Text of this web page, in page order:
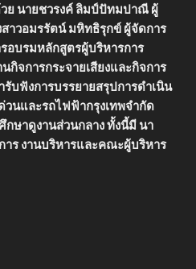
ย นายชวรงค์ ลิมป์ปัทมปาณี ผู้
าวอมรรัตน์ มหิทธิรุกข์ ผู้จัดการ
อบรมหลักสูตรผู้บริหารการ
กิจการกระจายเสียงและกิจการ
บฟังการบรรยายสรุปการดำเนิน
วนและรถไฟฟ้ากรุงเทพจำกัด
ษาดูงานส่วนกลาง ทั้งนี้มี นา
าร งานบริหารและคณะผู้บริหาร